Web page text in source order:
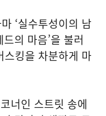
‘실수투성이의 남
의 마음’을 불러
킹을 차분하게 마
너인 스트릿 송에